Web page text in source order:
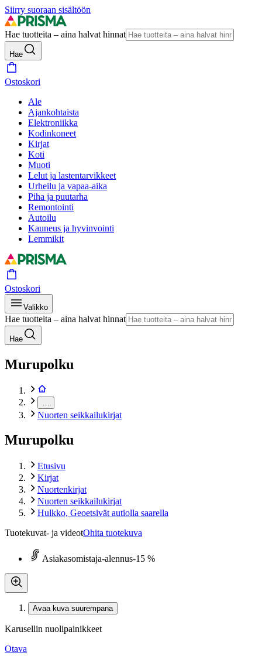
Siirry suoraan sisältöön
Hae tuotteita – aina halvat hinnat
Hae
Ostoskori
Ale
Ajankohtaista
Elektroniikka
Kodinkoneet
Kirjat
Koti
Muoti
Lelut ja lastentarvikkeet
Urheilu ja vapaa-aika
Piha ja puutarha
Remontointi
Autoilu
Kauneus ja hyvinvointi
Lemmikit
Ostoskori
Valikko
Hae tuotteita – aina halvat hinnat
Hae
Murupolku
Nuorten seikkailukirjat
Murupolku
Etusivu
Kirjat
Nuortenkirjat
Nuorten seikkailukirjat
Hulkko, Geoetsivät autiolla saarella
Tuotekuvat- ja videotOhita tuotekuva
Asiakasomistaja-alennus-15 %
Avaa kuva suurempana
Karusellin nuolipainikkeet
Otava